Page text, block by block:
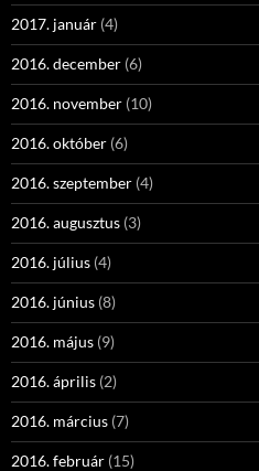
2017. január (4)
2016. december (6)
2016. november (10)
2016. október (6)
2016. szeptember (4)
2016. augusztus (3)
2016. július (4)
2016. június (8)
2016. május (9)
2016. április (2)
2016. március (7)
2016. február (15)